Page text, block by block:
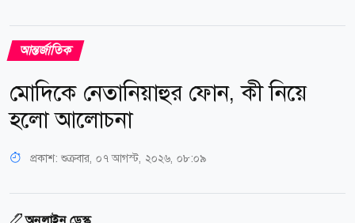
আন্তর্জাতিক
মোদিকে নেতানিয়াহুর ফোন, কী নিয়ে
হলো আলোচনা
প্রকাশ: শুক্রবার, ০৭ আগস্ট, ২০২৬, ০৮:০৯